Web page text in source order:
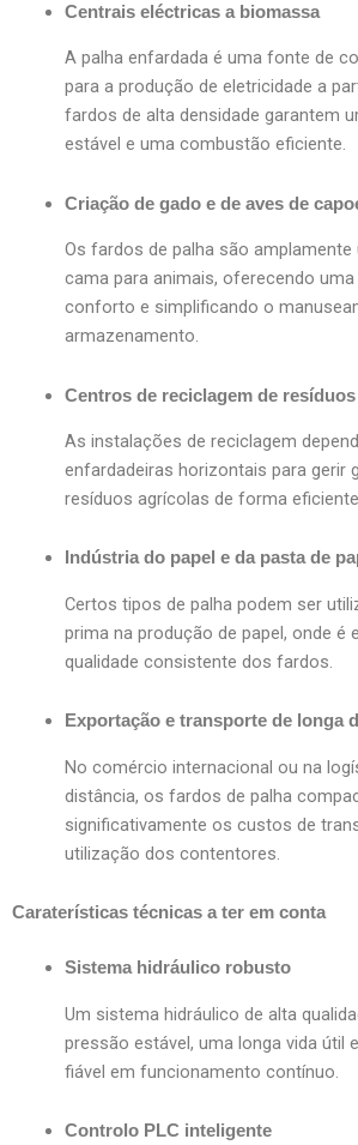
Centrais eléctricas a biomassa
A palha enfardada é uma fonte de
para a produção de eletricidade a
fardos de alta densidade garantem
estável e uma combustão eficiente.
Criação de gado e de aves de
Os fardos de palha são
cama para animais, oferecendo
conforto e simplificando o
armazenamento.
Centros de reciclagem de
As instalações de reciclagem
enfardadeiras horizontais para gerir
resíduos agrícolas de forma
Indústria do papel e da pasta de
Certos tipos de palha podem ser
prima na produção de papel, onde é
qualidade consistente dos fardos.
Exportação e transporte de longa
No comércio internacional ou na
distância, os fardos de palha
significativamente os custos de
utilização dos contentores.
Caraterísticas técnicas a ter em conta
Sistema hidráulico robusto
Um sistema hidráulico de alta
pressão estável, uma longa vida útil
fiável em funcionamento contínuo.
Controlo PLC inteligente